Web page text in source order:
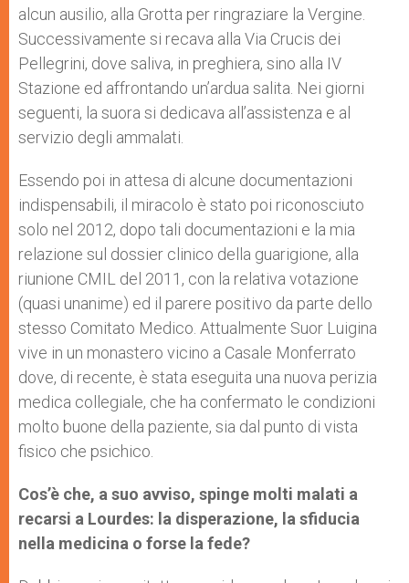
alcun ausilio, alla Grotta per ringraziare la Vergine.
Successivamente si recava alla Via Crucis dei
Pellegrini, dove saliva, in preghiera, sino alla IV
Stazione ed affrontando un’ardua salita. Nei giorni
seguenti, la suora si dedicava all’assistenza e al
servizio degli ammalati.
Essendo poi in attesa di alcune documentazioni
indispensabili, il miracolo è stato poi riconosciuto
solo nel 2012, dopo tali documentazioni e la mia
relazione sul dossier clinico della guarigione, alla
riunione CMIL del 2011, con la relativa votazione
(quasi unanime) ed il parere positivo da parte dello
stesso Comitato Medico. Attualmente Suor Luigina
vive in un monastero vicino a Casale Monferrato
dove, di recente, è stata eseguita una nuova perizia
medica collegiale, che ha confermato le condizioni
molto buone della paziente, sia dal punto di vista
fisico che psichico.
Cos’è che, a suo avviso, spinge molti malati a
recarsi a Lourdes: la disperazione, la sfiducia
nella medicina o forse la fede?